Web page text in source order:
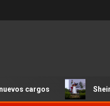
Sheinbaum